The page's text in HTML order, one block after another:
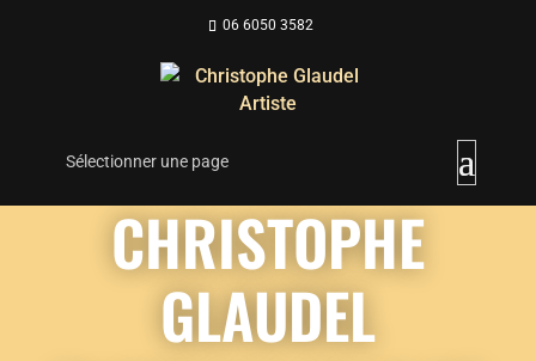
06 6050 3582
Sélectionner une page
CHRISTOPHE
GLAUDEL